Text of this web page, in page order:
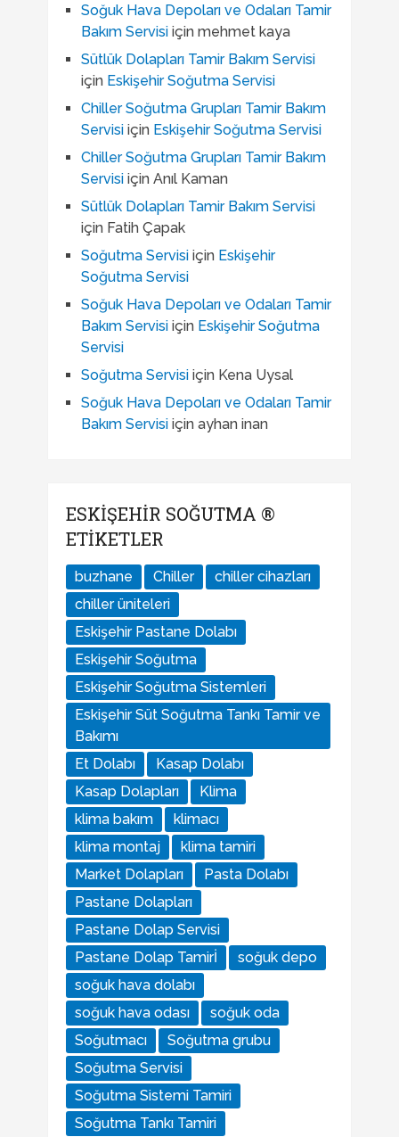
Soğuk Hava Depoları ve Odaları Tamir
Bakım Servisiiçin mehmet kaya
Sütlük Dolapları Tamir Bakım Servisi
için Eskişehir Soğutma Servisi
Chiller Soğutma Grupları Tamir Bakım
Servisiiçin Eskişehir Soğutma Servisi
Chiller Soğutma Grupları Tamir Bakım
Servisiiçin Anıl Kaman
Sütlük Dolapları Tamir Bakım Servisi
için Fatih Çapak
Soğutma Servisiiçin Eskişehir
Soğutma Servisi
Soğuk Hava Depoları ve Odaları Tamir
Bakım Servisiiçin Eskişehir Soğutma
Servisi
Soğutma Servisiiçin Kena Uysal
Soğuk Hava Depoları ve Odaları Tamir
Bakım Servisiiçin ayhan inan
ESKIŞEHIR SOĞUTMA ®
ETIKETLER
buzhane Chiller
chiller cihazları
chiller üniteleri
Eskişehir Pastane Dolabı
Eskişehir Soğutma
Eskişehir Soğutma Sistemleri
Eskişehir Süt Soğutma Tankı Tamir ve
Bakımı
Et Dolabı
Kasap Dolabı
Kasap Dolapları
Klima
klima bakım
klimacı
klima montaj
klima tamiri
Market Dolapları
Pasta Dolabı
Pastane Dolapları
Pastane Dolap Servisi
Pastane Dolap Tamirİ
soğuk depo
soğuk hava dolabı
soğuk hava odası
soğuk oda
Soğutmacı
Soğutma grubu
Soğutma Servisi
Soğutma Sistemi Tamiri
Soğutma Tankı Tamiri